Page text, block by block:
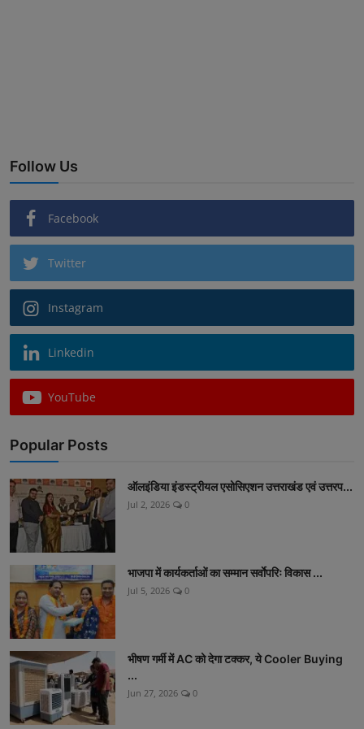
Follow Us
Facebook
Twitter
Instagram
Linkedin
YouTube
Popular Posts
ऑलइंडिया इंडस्ट्रीयल एसोसिएशन उत्तराखंड एवं उत्तरप...
Jul 2, 2026 0
भाजपा में कार्यकर्ताओं का सम्मान सर्वाेपरिः विकास ...
Jul 5, 2026 0
भीषण गर्मी में AC को देगा टक्कर, ये Cooler Buying
...
Jun 27, 2026 0